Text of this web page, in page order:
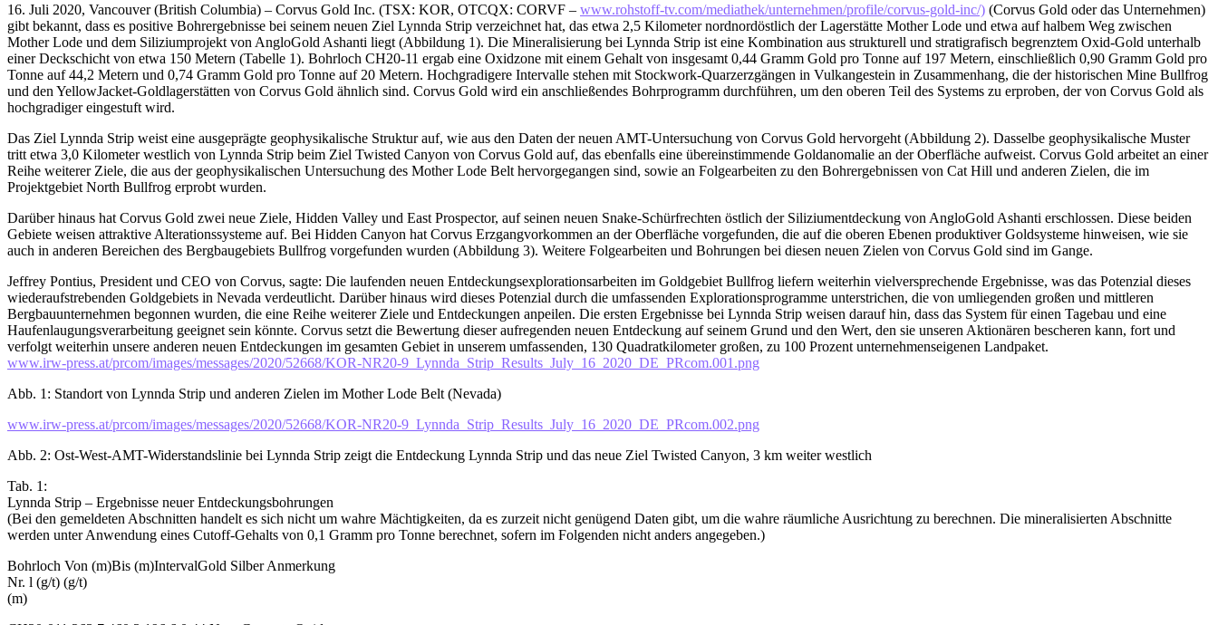
16. Juli 2020, Vancouver (British Columbia) – Corvus Gold Inc. (TSX: KOR, OTCQX: CORVF – www.rohstoff-tv.com/mediathek/unternehmen/profile/corvus-gold-inc/) (Corvus Gold oder das Unternehmen)
gibt bekannt, dass es positive Bohrergebnisse bei seinem neuen Ziel Lynnda Strip verzeichnet hat, das etwa 2,5 Kilometer nordnordöstlich der Lagerstätte Mother Lode und etwa auf halbem Weg zwischen
Mother Lode und dem Siliziumprojekt von AngloGold Ashanti liegt (Abbildung 1). Die Mineralisierung bei Lynnda Strip ist eine Kombination aus strukturell und stratigrafisch begrenztem Oxid-Gold unterhalb
einer Deckschicht von etwa 150 Metern (Tabelle 1). Bohrloch CH20-11 ergab eine Oxidzone mit einem Gehalt von insgesamt 0,44 Gramm Gold pro Tonne auf 197 Metern, einschließlich 0,90 Gramm Gold pro
Tonne auf 44,2 Metern und 0,74 Gramm Gold pro Tonne auf 20 Metern. Hochgradigere Intervalle stehen mit Stockwork-Quarzerzgängen in Vulkangestein in Zusammenhang, die der historischen Mine Bullfrog
und den YellowJacket-Goldlagerstätten von Corvus Gold ähnlich sind. Corvus Gold wird ein anschließendes Bohrprogramm durchführen, um den oberen Teil des Systems zu erproben, der von Corvus Gold als
hochgradiger eingestuft wird.
Das Ziel Lynnda Strip weist eine ausgeprägte geophysikalische Struktur auf, wie aus den Daten der neuen AMT-Untersuchung von Corvus Gold hervorgeht (Abbildung 2). Dasselbe geophysikalische Muster
tritt etwa 3,0 Kilometer westlich von Lynnda Strip beim Ziel Twisted Canyon von Corvus Gold auf, das ebenfalls eine übereinstimmende Goldanomalie an der Oberfläche aufweist. Corvus Gold arbeitet an einer
Reihe weiterer Ziele, die aus der geophysikalischen Untersuchung des Mother Lode Belt hervorgegangen sind, sowie an Folgearbeiten zu den Bohrergebnissen von Cat Hill und anderen Zielen, die im
Projektgebiet North Bullfrog erprobt wurden.
Darüber hinaus hat Corvus Gold zwei neue Ziele, Hidden Valley und East Prospector, auf seinen neuen Snake-Schürfrechten östlich der Siliziumentdeckung von AngloGold Ashanti erschlossen. Diese beiden
Gebiete weisen attraktive Alterationssysteme auf. Bei Hidden Canyon hat Corvus Erzgangvorkommen an der Oberfläche vorgefunden, die auf die oberen Ebenen produktiver Goldsysteme hinweisen, wie sie
auch in anderen Bereichen des Bergbaugebiets Bullfrog vorgefunden wurden (Abbildung 3). Weitere Folgearbeiten und Bohrungen bei diesen neuen Zielen von Corvus Gold sind im Gange.
Jeffrey Pontius, President und CEO von Corvus, sagte: Die laufenden neuen Entdeckungsexplorationsarbeiten im Goldgebiet Bullfrog liefern weiterhin vielversprechende Ergebnisse, was das Potenzial dieses
wiederaufstrebenden Goldgebiets in Nevada verdeutlicht. Darüber hinaus wird dieses Potenzial durch die umfassenden Explorationsprogramme unterstrichen, die von umliegenden großen und mittleren
Bergbauunternehmen begonnen wurden, die eine Reihe weiterer Ziele und Entdeckungen anpeilen. Die ersten Ergebnisse bei Lynnda Strip weisen darauf hin, dass das System für einen Tagebau und eine
Haufenlaugungsverarbeitung geeignet sein könnte. Corvus setzt die Bewertung dieser aufregenden neuen Entdeckung auf seinem Grund und den Wert, den sie unseren Aktionären bescheren kann, fort und
verfolgt weiterhin unsere anderen neuen Entdeckungen im gesamten Gebiet in unserem umfassenden, 130 Quadratkilometer großen, zu 100 Prozent unternehmenseigenen Landpaket.
www.irw-press.at/prcom/images/messages/2020/52668/KOR-NR20-9_Lynnda_Strip_Results_July_16_2020_DE_PRcom.001.png
Abb. 1: Standort von Lynnda Strip und anderen Zielen im Mother Lode Belt (Nevada)
www.irw-press.at/prcom/images/messages/2020/52668/KOR-NR20-9_Lynnda_Strip_Results_July_16_2020_DE_PRcom.002.png
Abb. 2: Ost-West-AMT-Widerstandslinie bei Lynnda Strip zeigt die Entdeckung Lynnda Strip und das neue Ziel Twisted Canyon, 3 km weiter westlich
Tab. 1:
Lynnda Strip – Ergebnisse neuer Entdeckungsbohrungen
(Bei den gemeldeten Abschnitten handelt es sich nicht um wahre Mächtigkeiten, da es zurzeit nicht genügend Daten gibt, um die wahre räumliche Ausrichtung zu berechnen. Die mineralisierten Abschnitte
werden unter Anwendung eines Cutoff-Gehalts von 0,1 Gramm pro Tonne berechnet, sofern im Folgenden nicht anders angegeben.)
Bohrloch Von (m)Bis (m)IntervalGold Silber Anmerkung
Nr. l (g/t) (g/t)
(m)